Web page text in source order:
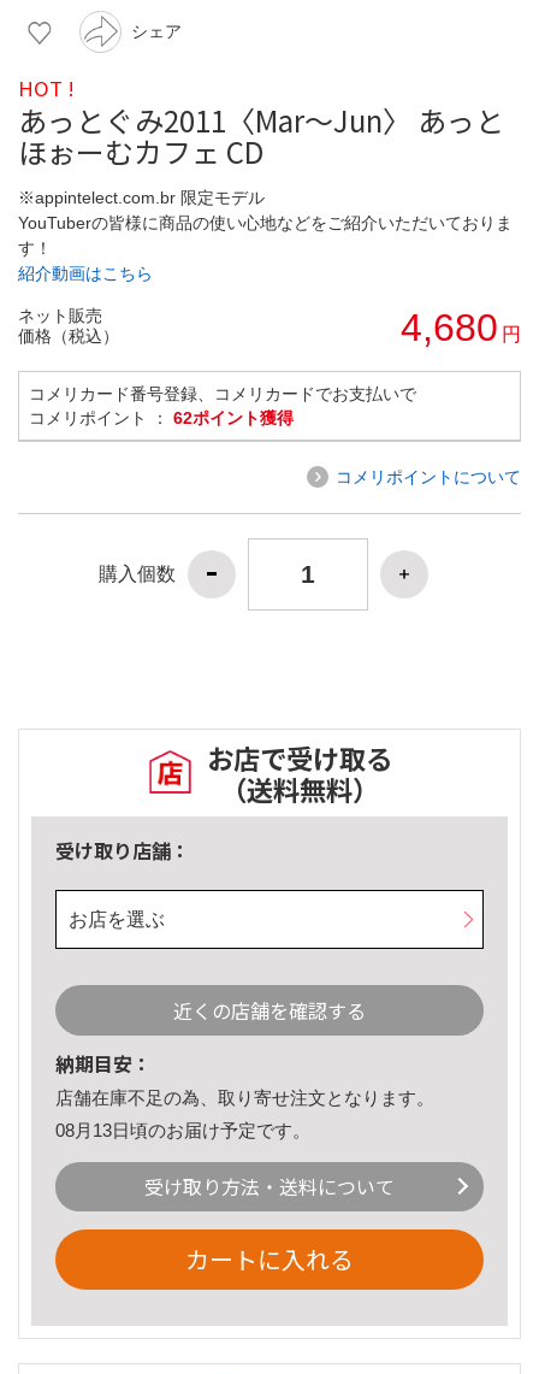
シェア
HOT !
あっとぐみ2011〈Mar～Jun〉 あっと
ほぉーむカフェ CD
※appintelect.com.br 限定モデル
YouTuberの皆様に商品の使い心地などをご紹介いただいておりま
す！
紹介動画はこちら
ネット販売
価格（税込）
4,680 円
コメリカード番号登録、コメリカードでお支払いで
コメリポイント ： 62ポイント獲得
コメリポイントについて
購入個数
お店で受け取る
（送料無料）
受け取り店舗：
お店を選ぶ
近くの店舗を確認する
納期目安：
店舗在庫不足の為、取り寄せ注文となります。
08月13日頃のお届け予定です。
受け取り方法・送料について
カートに入れる